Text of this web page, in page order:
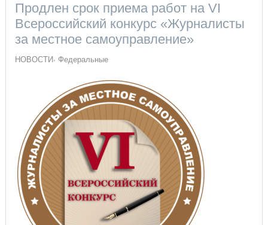
Продлен срок приема работ на VI
Всероссийский конкурс «Журналисты
за местное самоуправление»
НОВОСТИ Федеральные